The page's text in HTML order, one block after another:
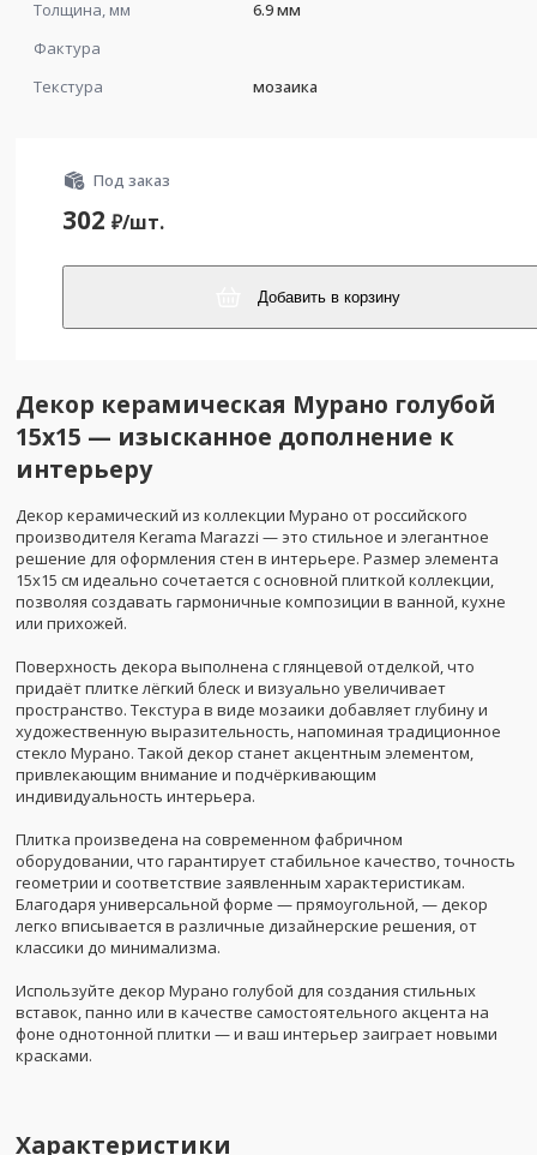
Толщина, мм
6.9 мм
Фактура
Текстура
мозаика
Под заказ
302 ₽/шт.
Добавить в корзину
Декор керамическая Мурано голубой
15x15 — изысканное дополнение к
интерьеру
Декор керамический из коллекции Мурано от российского
производителя Kerama Marazzi — это стильное и элегантное
решение для оформления стен в интерьере. Размер элемента
15x15 см идеально сочетается с основной плиткой коллекции,
позволяя создавать гармоничные композиции в ванной, кухне
или прихожей.
Поверхность декора выполнена с глянцевой отделкой, что
придаёт плитке лёгкий блеск и визуально увеличивает
пространство. Текстура в виде мозаики добавляет глубину и
художественную выразительность, напоминая традиционное
стекло Мурано. Такой декор станет акцентным элементом,
привлекающим внимание и подчёркивающим
индивидуальность интерьера.
Плитка произведена на современном фабричном
оборудовании, что гарантирует стабильное качество, точность
геометрии и соответствие заявленным характеристикам.
Благодаря универсальной форме — прямоугольной, — декор
легко вписывается в различные дизайнерские решения, от
классики до минимализма.
Используйте декор Мурано голубой для создания стильных
вставок, панно или в качестве самостоятельного акцента на
фоне однотонной плитки — и ваш интерьер заиграет новыми
красками.
Характеристики